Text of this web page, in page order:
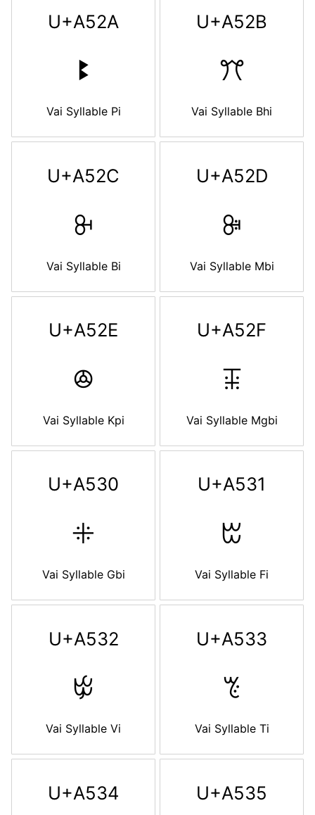
U+A52A
ꔪ
Vai Syllable Pi
U+A52B
ꔫ
Vai Syllable Bhi
U+A52C
ꔬ
Vai Syllable Bi
U+A52D
ꔭ
Vai Syllable Mbi
U+A52E
ꔮ
Vai Syllable Kpi
U+A52F
ꔯ
Vai Syllable Mgbi
U+A530
ꔰ
Vai Syllable Gbi
U+A531
ꔱ
Vai Syllable Fi
U+A532
ꔲ
Vai Syllable Vi
U+A533
ꔳ
Vai Syllable Ti
U+A534 U+A535